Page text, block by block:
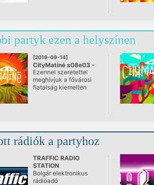
partyk ezen a helyszínen
[2019-09-14]
CityMatiné s08e03 -
Nyárzáró Tánc
@ Palatinus Strand
Ezennel szeretettel
meghívjuk a fővárosi
fiatalság kiemelten
rádiók a partyhoz
TRAFFIC RADIO
STATION
Bolgár elektronikus
rádióadó